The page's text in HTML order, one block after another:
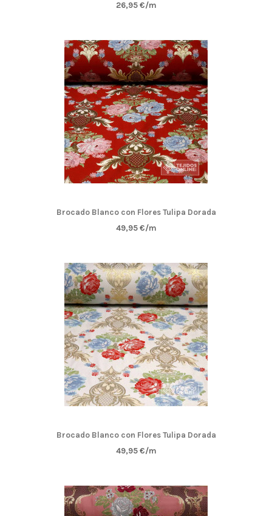
26,95 €/m
Brocado Blanco con Flores Tulipa Dorada
49,95 €/m
Brocado Blanco con Flores Tulipa Dorada
49,95 €/m